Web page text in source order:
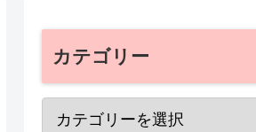
カテゴリー